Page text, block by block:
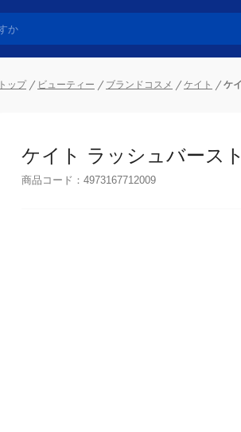
トップ ビューティー ブランドコスメ ケイト ケ
ケイト ラッシュバース
商品コード： 4973167712009